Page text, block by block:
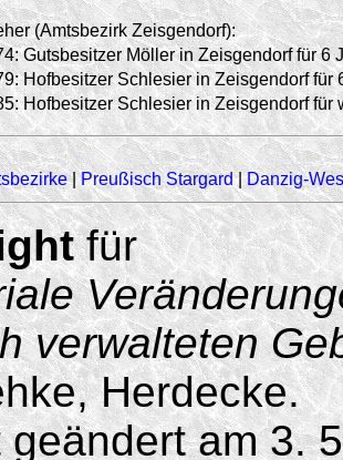
(Amtsbezirk Zeisgendorf):
Gutsbesitzer Möller in Zeisgendorf für 6
Hofbesitzer Schlesier in Zeisgendorf für
Hofbesitzer Schlesier in Zeisgendorf für
|Preußisch Stargard|Danzig-
für
verwalteten
Herdecke.
geändert am 3.